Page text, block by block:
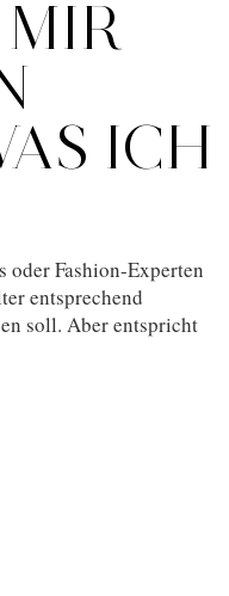
ICH
oder Fashion-Experten
entsprechend
soll. Aber entspricht